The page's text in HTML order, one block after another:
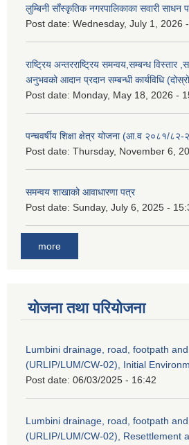
लुम्बिनी साँस्कृतिक नगरपालिकाका सवारी साधन
Post date: Wednesday, July 1, 2026
राष्ट्रिय अन्तरराष्ट्रिय समन्वय,सम्बन्ध विस्तार
अनुभवको आदान प्रदान सम्बन्धी कार्यविधि
Post date: Monday, May 18, 2026 -
पन्चवर्षीय शिक्षा क्षेत्र योजना (आ.व २०८१/
Post date: Thursday, November 6,
समन्वय शाखाको आवाधारणा पत्र
Post date: Sunday, July 6, 2025 -
more
योजना तथा परियोजना
Lumbini drainage, road, footpath
(URLIP/LUM/CW-02), Initial
Post date: 06/03/2025 - 16:42
Lumbini drainage, road, footpath
(URLIP/LUM/CW-02), Resettlement